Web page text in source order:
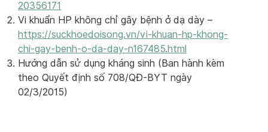
20356171
Vi khuẩn HP không chỉ gây bệnh ở dạ dày –
https://suckhoedoisong.vn/vi-khuan-hp-khong-
chi-gay-benh-o-da-day-n167485.html
Hướng dẫn sử dụng kháng sinh (Ban hành kèm
theo Quyết định số 708/QĐ-BYT ngày
02/3/2015)